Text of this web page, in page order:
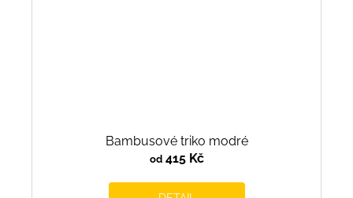
Bambusové triko modré
od415 Kč